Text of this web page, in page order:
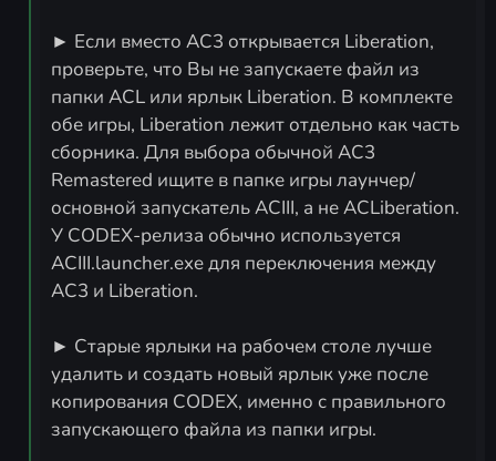
► Если вместо AC3 открывается Liberation,
проверьте, что Вы не запускаете файл из
папки ACL или ярлык Liberation. В комплекте
обе игры, Liberation лежит отдельно как часть
сборника. Для выбора обычной AC3
Remastered ищите в папке игры лаунчер/
основной запускатель ACIII, а не ACLiberation.
У CODEX-релиза обычно используется
ACIII.launcher.exe для переключения между
AC3 и Liberation.
► Старые ярлыки на рабочем столе лучше
удалить и создать новый ярлык уже после
копирования CODEX, именно с правильного
запускающего файла из папки игры.